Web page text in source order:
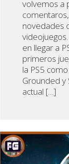
volvemos a
novedades
en llegar a
primeros
la PS5
Grounded y
actual […]